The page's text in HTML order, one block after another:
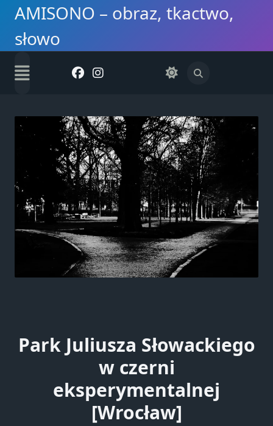
Skip
content
AMISONO – obraz, tkactwo,
słowo
Park Juliusza Słowackiego
w czerni
eksperymentalnej
[Wrocław]